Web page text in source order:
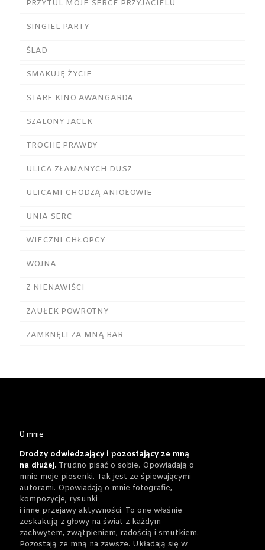
PRZYTUL MOJE SERCE PRZYJACIELU
SINGIEL PARTY
ŚLAD
SMAKUJĘ ŻYCIE
STARE KINO AWANGARDA
SZALONY JACEK
TROCHĘ PRAWDY
ULICA ZŁAMANYCH DUSZ
ULICAMI CHODZĄ ANIOŁOWIE
UNIA SERC
WIECZNI CHŁOPCY
WOJNA
Z NIENAWIŚCI
ZAUŁEK POWROTNY
ZAMKNĘLI ZA MNĄ BAR
O mnie
Drodzy odwiedzający i pozostający ze mną
na dłużej. Trudno pisać o sobie. Opowiadają o
mnie moje piosenki. Tak jest ze śpiewającymi
autorami. Opowiadają o mnie fotografie,
kompozycje, rysunki
i inne przejawy aktywności. To one właśnie
zeskakują z głowy na świat z każdym
zachwytem, zwątpieniem, radością i smutkiem.
Pozostają ze mną na zawsze. Układają się w